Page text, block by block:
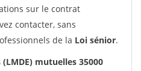
sur le contrat
contacter, sans
de la Loi sénior.
mutuelles 35000